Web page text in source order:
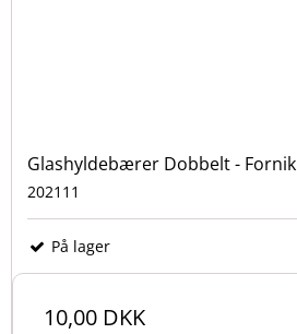
Glashyldebærer Dobbelt -
202111
På lager
10,00 DKK